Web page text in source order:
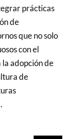
prácticas
de
que no solo
con el
adopción de
de